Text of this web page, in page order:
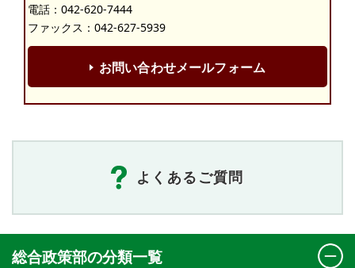
電話： 042-620-7444
ファックス：042-627-5939
お問い合わせメールフォーム
よくあるご質問
総合政策部の分類一覧